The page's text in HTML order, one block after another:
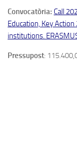
Convocatòria: Call
Education, Key
institutions.
Pressupost: